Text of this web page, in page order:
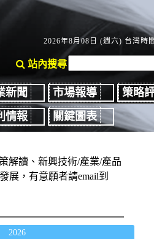
2026年8月08日 (週六) 台灣時
站內搜尋
新聞 市場報導
策略
情報
關鍵圖表
解讀、新興技術/產業/產品
展，有意願者請email到
2026